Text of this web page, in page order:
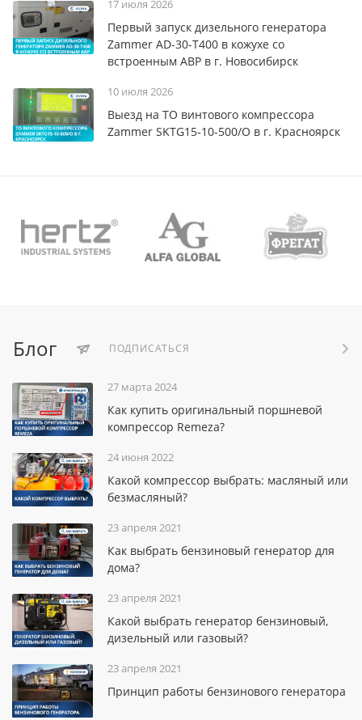
17 июля 2026
Первый запуск дизельного генератора
Zammer AD-30-Т400 в кожухе со
встроенным АВР в г. Новосибирск
10 июля 2026
Выезд на ТО винтового компрессора
Zammer SKTG15-10-500/O в г. Красноярск
Блог ПОДПИСАТЬСЯ
27 марта 2024
Как купить оригинальный поршневой
компрессор Remeza?
24 июня 2022
Какой компрессор выбрать: масляный или
безмасляный?
23 апреля 2021
Как выбрать бензиновый генератор для
дома?
23 апреля 2021
Какой выбрать генератор бензиновый,
дизельный или газовый?
23 апреля 2021
Принцип работы бензинового генератора